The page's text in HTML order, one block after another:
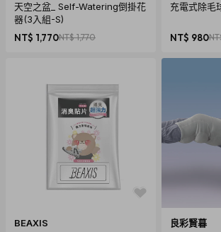
產地：美國
天空之盆_ Self-Watering倒掛花
器(3入組-S)
NT$ 1,770NT$ 1,770
充電式除毛
NT$ 980
BEAXIS
良彩賢暮